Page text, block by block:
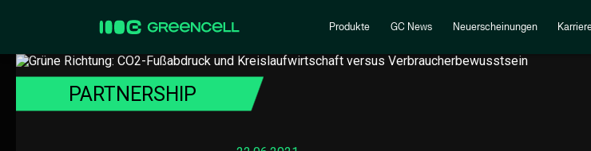
Produkte GC News Neuerscheinungen
PARTNERSHIP